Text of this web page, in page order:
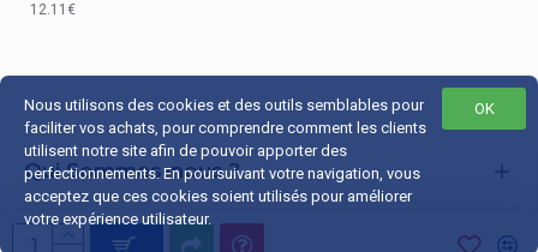
12.11€
Qui Sommes-nous ?
Liens Utiles
OK
Nous utilisons des cookies et des outils semblables pour
faciliter vos achats, pour comprendre comment les clients
utilisent notre site afin de pouvoir apporter des
perfectionnements. En poursuivant votre navigation, vous
acceptez que ces cookies soient utilisés pour améliorer
votre expérience utilisateur.